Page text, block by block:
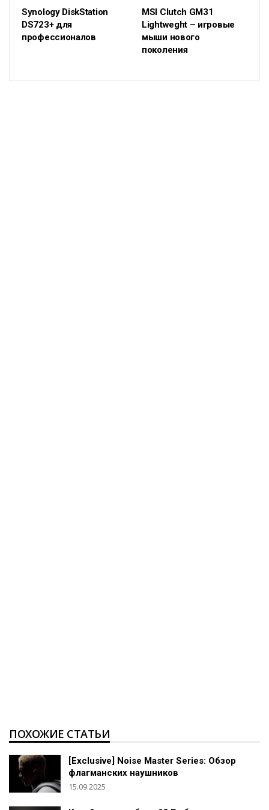
Synology DiskStation
DS723+ для
профессионалов
MSI Clutch GM31
Lightweght – игровые
мыши нового
поколения
ПОХОЖИЕ СТАТЬИ
[Exclusive] Noise Master Series: Обзор
флагманских наушников
15.09.2025